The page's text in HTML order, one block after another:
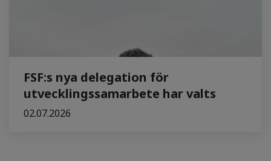
FSF:s nya delegation för
utvecklingssamarbete har valts
02.07.2026